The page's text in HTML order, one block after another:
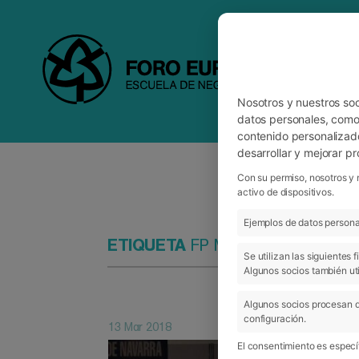
ETIQUETAFP MARÍA
13 Mar 2018
Nosotros y nuestros
datos personales,
contenido
desarrollar y mejorar
Con su permiso, nosotros
activo de dispositivos.
Ejemplos de datos
Se utilizan las siguientes
Algunos socios también
Algunos socios procesan
configuración.
El consentimiento es